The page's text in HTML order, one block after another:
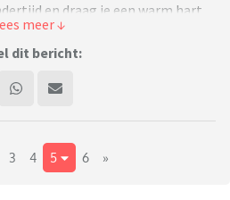
en draag je een warm hart
op te doen..het zijn de
maken nietwaar?!
terug aan het einde van de
van iedere schoolvakantie
pannenkoeken
dit bericht:
3 4 5 6 »